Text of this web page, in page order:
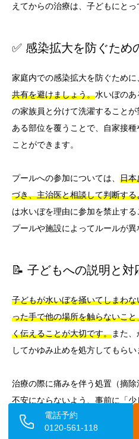
えてからの治療は、子どもにとっ
✅ 感染拡大を防ぐため
家庭内での感染拡大を防ぐために
共有を避けましょう。水いぼのあ
の家族員と分けて洗濯すること
ある部位を覆うことで、自家接
ことができます。
プールへの参加については、 日本
づき、主治医と相談して判断す
は水いぼを理由に参加を禁止する
プールや施設によってルールが異
📝 子どもへの説明と対
子どもが水いぼを掻いてしまわ
った手で他の場所を触らないこ
く伝えることが大切です。また
してかゆみ止めを処方してもらい
治療の際に痛みを伴う処置（摘除
不安にならないよう、事前に「
よ」などと声をかけてあげるこ
することで痛みを和らげること
電話予約
0120-561-118